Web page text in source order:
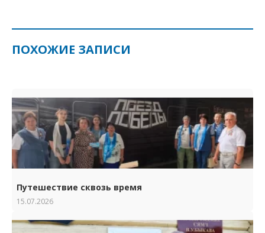
ПОХОЖИЕ ЗАПИСИ
Путешествие сквозь время
15.07.2026